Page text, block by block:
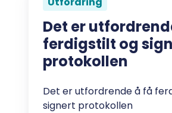
Det er
ferdigstilt og
protokollen
Det er utfordrende å få
signert protokollen